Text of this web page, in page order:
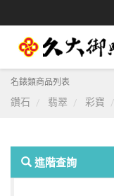
名錶類商品列表
鑽石 翡翠 彩寶
進階查詢